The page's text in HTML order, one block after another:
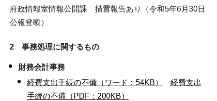
府政情報室情報公開課
措置報告あり（令和5年6月30日
公報登載）
2 事務処理に関するもの
財務会計事務
経費支出手続の不備（ワード：54KB）
経費支出
手続の不備（PDF：200KB）